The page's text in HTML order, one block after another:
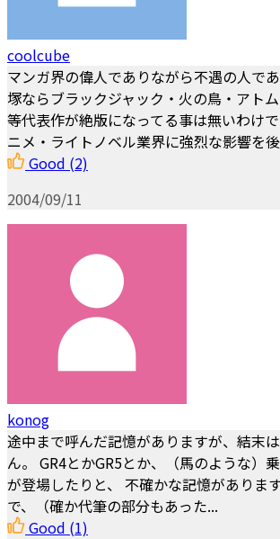
coolcube
マンガ界の偉人でありながら不遇の人で
塚ならブラックジャック・火の鳥・アト
等代表作が絶版になってる事は無いわけ
ニメ・ライトノベル業界に強烈な影響を
Good (2)
2004/09/11
konog
途中まで呼んだ記憶がありますが、結末
ん。 GR4とかGR5とか、（馬のような）
が登場したりと、 不確かな記憶がありま
で、（確か代筆の部分もあった...
Good (1)